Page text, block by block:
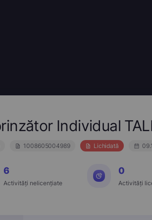
Individual
1008605004989 Lichidată
6
Activități nelicențiate
0
Activități